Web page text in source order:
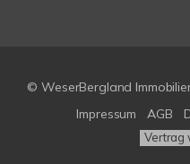
© WeserBergland
Impressum
AGB
Vertrag